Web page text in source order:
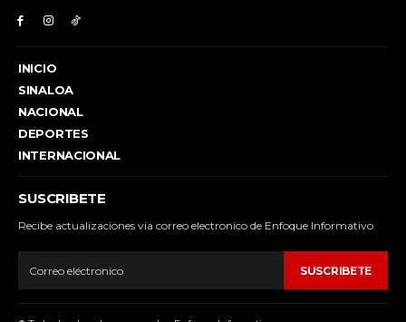
INICIO
SINALOA
NACIONAL
DEPORTES
INTERNACIONAL
SUSCRIBETE
Recibe actualizaciones via correo electronico de Enfoque Informativo
SUSCRIBETE